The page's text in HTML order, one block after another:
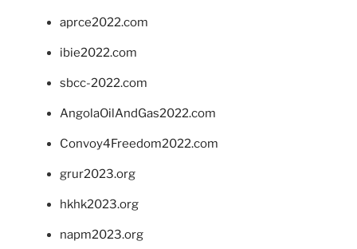
aprce2022.com
ibie2022.com
sbcc-2022.com
AngolaOilAndGas2022.com
Convoy4Freedom2022.com
grur2023.org
hkhk2023.org
napm2023.org